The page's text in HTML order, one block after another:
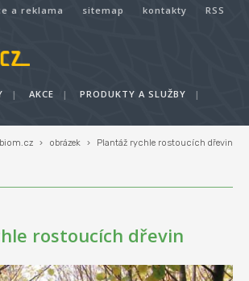
a reklama sitemap kontakty RSS
| AKCE | PRODUKTY A SLUŽBY
|
biom.cz › obrázek › Plantáž rychle rostoucích dřevin
rostoucích dřevin